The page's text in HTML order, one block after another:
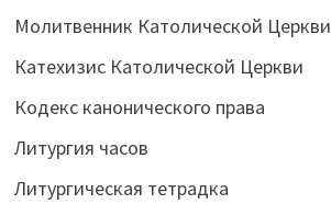
Молитвенник Католической Церкви
Катехизис Католической Церкви
Кодекс канонического права
Литургия часов
Литургическая тетрадка